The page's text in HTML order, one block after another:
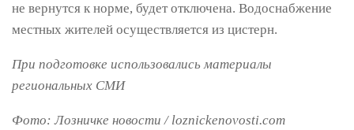
не вернутся к норме, будет отключена. Водоснабжение
местных жителей осуществляется из цистерн.
При подготовке использовались материалы
региональных СМИ
Фото: Лозничке новости / loznickenovosti.com